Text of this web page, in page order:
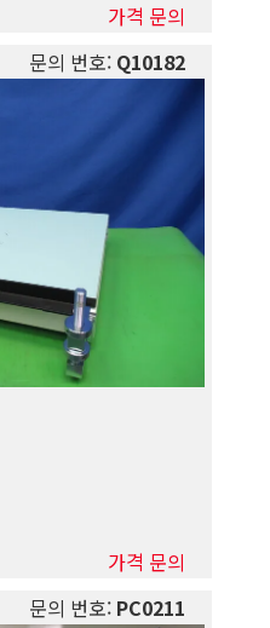
가격 문의
문의 번호:Q10182
가격 문의
문의 번호:PC0211